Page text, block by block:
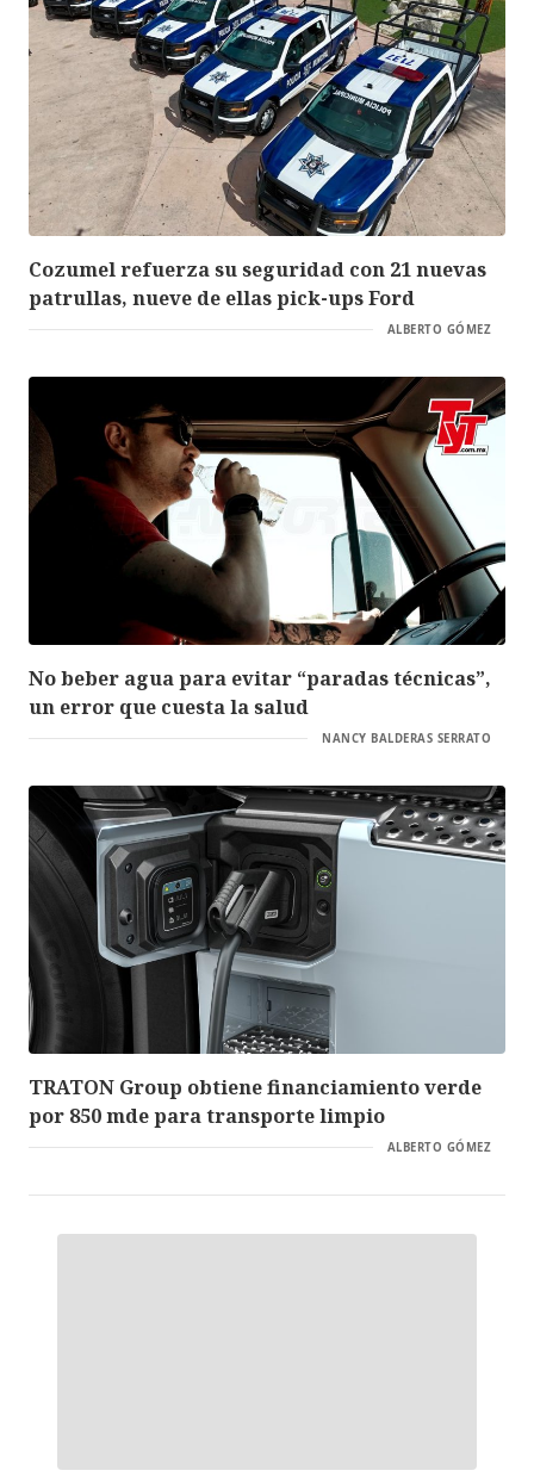
Cozumel refuerza su seguridad con 21 nuevas
patrullas, nueve de ellas pick-ups Ford
ALBERTO GÓMEZ
No beber agua para evitar “paradas técnicas”,
un error que cuesta la salud
NANCY BALDERAS SERRATO
TRATON Group obtiene financiamiento verde
por 850 mde para transporte limpio
ALBERTO GÓMEZ